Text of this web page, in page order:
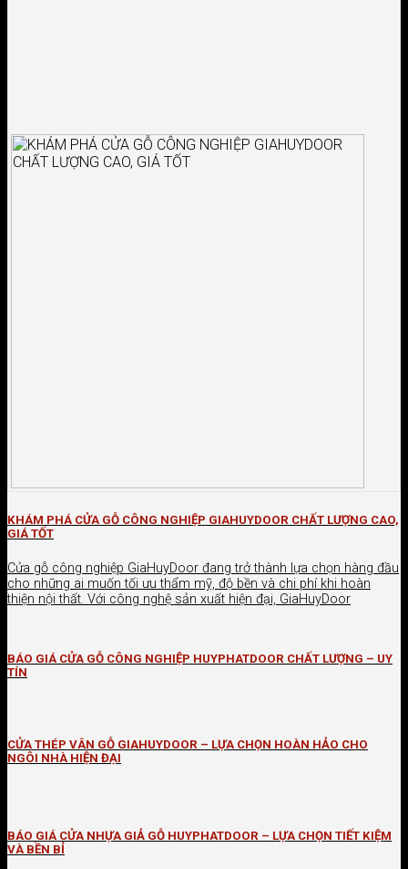
KHÁM PHÁ CỬA GỖ CÔNG NGHIỆP GIAHUYDOOR CHẤT LƯỢNG CAO,
GIÁ TỐT
Cửa gỗ công nghiệp GiaHuyDoor đang trở thành lựa chọn hàng đầu
cho những ai muốn tối ưu thẩm mỹ, độ bền và chi phí khi hoàn
thiện nội thất. Với công nghệ sản xuất hiện đại, GiaHuyDoor
BÁO GIÁ CỬA GỖ CÔNG NGHIỆP HUYPHATDOOR CHẤT LƯỢNG – UY
TÍN
CỬA THÉP VÂN GỖ GIAHUYDOOR – LỰA CHỌN HOÀN HẢO CHO
NGÔI NHÀ HIỆN ĐẠI
BÁO GIÁ CỬA NHỰA GIẢ GỖ HUYPHATDOOR – LỰA CHỌN TIẾT KIỆM
VÀ BỀN BỈ